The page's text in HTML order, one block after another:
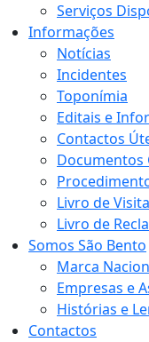
Serviços
Informações
Notícias
Incidentes
Toponímia
Editais e
Contactos
Documentos
Livro de
Livro de
Somos São Bento
Marca
Empresas e
Histórias e
Contactos